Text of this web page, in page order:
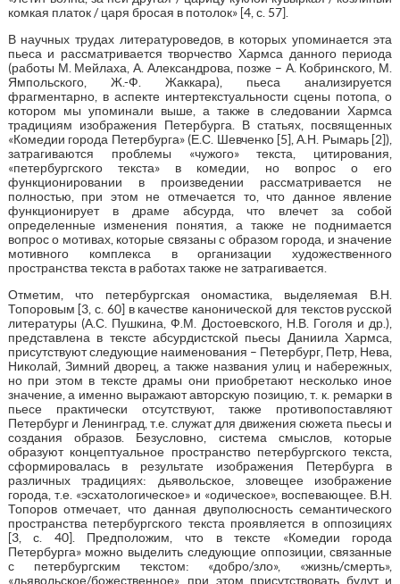
комкая платок / царя бросая в потолок» [4, с. 57].
В научных трудах литературоведов, в которых упоминается эта
пьеса и рассматривается творчество Хармса данного периода
(работы М. Мейлаха, А. Александрова, позже – А. Кобринского, М.
Ямпольского, Ж.-Ф. Жаккара), пьеса анализируется
фрагментарно, в аспекте интертекстуальности сцены потопа, о
котором мы упоминали выше, а также в следовании Хармса
традициям изображения Петербурга. В статьях, посвященных
«Комедии города Петербурга» (Е.С. Шевченко [5], А.Н. Рымарь [2]),
затрагиваются проблемы «чужого» текста, цитирования,
«петербургского текста» в комедии, но вопрос о его
функционировании в произведении рассматривается не
полностью, при этом не отмечается то, что данное явление
функционирует в драме абсурда, что влечет за собой
определенные изменения понятия, а также не поднимается
вопрос о мотивах, которые связаны с образом города, и значение
мотивного комплекса в организации художественного
пространства текста в работах также не затрагивается.
Отметим, что петербургская ономастика, выделяемая В.Н.
Топоровым [3, с. 60] в качестве канонической для текстов русской
литературы (А.С. Пушкина, Ф.М. Достоевского, Н.В. Гоголя и др.),
представлена в тексте абсурдистской пьесы Даниила Хармса,
присутствуют следующие наименования – Петербург, Петр, Нева,
Николай, Зимний дворец, а также названия улиц и набережных,
но при этом в тексте драмы они приобретают несколько иное
значение, а именно выражают авторскую позицию, т. к. ремарки в
пьесе практически отсутствуют, также противопоставляют
Петербург и Ленинград, т.е. служат для движения сюжета пьесы и
создания образов. Безусловно, система смыслов, которые
образуют концептуальное пространство петербургского текста,
сформировалась в результате изображения Петербурга в
различных традициях: дьявольское, зловещее изображение
города, т.е. «эсхатологическое» и «одическое», воспевающее. В.Н.
Топоров отмечает, что данная двуполюсность семантического
пространства петербургского текста проявляется в оппозициях
[3, с. 40]. Предположим, что в тексте «Комедии города
Петербурга» можно выделить следующие оппозиции, связанные
с петербургским текстом: «добро/зло», «жизнь/смерть»,
«дьявольское/божественное», при этом присутствовать будут и